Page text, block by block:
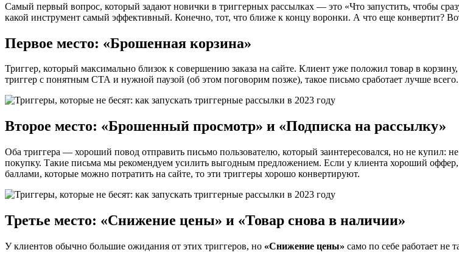
Самый первый вопрос, который задают новички в триггерных рассылках — это «Что запустить, чтобы
какой инструмент самый эффективный. Конечно, тот, что ближе к концу воронки. А что еще конвертит?
Первое место: «Брошенная корзина»
Триггер, который максимально близок к совершению заказа на сайте. Клиент уже положил товар в
триггер с понятным СТА и нужной паузой (об этом поговорим позже), такое письмо сработает лучше
Второе место: «Брошенный просмотр» и «Подписка на рассылку»
Оба триггера — хороший повод отправить письмо пользователю, который заинтересовался, но не
покупку. Такие письма мы рекомендуем усилить выгодным предложением. Если у клиента хороший оффер,
баллами, которые можно потратить на сайте, то эти триггеры хорошо конвертируют.
Третье место: «Снижение цены» и «Товар снова в наличии»
У клиентов обычно большие ожидания от этих триггеров, но «Снижение цены» само по себе работает не